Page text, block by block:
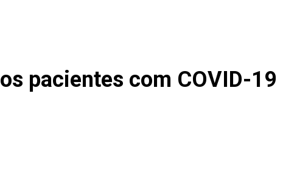
pacientes com COVID-19